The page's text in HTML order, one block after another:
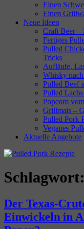
Einen
Einen
Neue Ideen
Craft Beer –
Fertiges
Pulled
Tricks
Aufläufe,
Whisky
Pulled Beef
Pulled
Popcorn
Grillmais –
Pulled Pork
Veganes
Aktuelle Angebote
Schlagwort:
Der Texas-
Einwickeln in